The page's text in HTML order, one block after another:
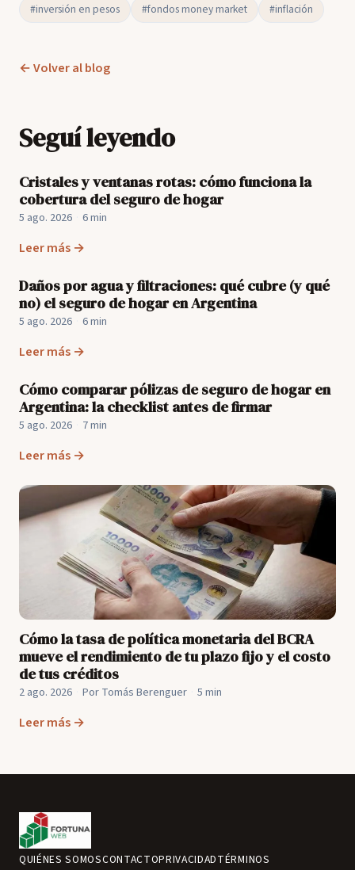
#inversión en pesos
#fondos money market #inflación
← Volver al blog
Seguí leyendo
Cristales y ventanas rotas: cómo funciona la
cobertura del seguro de hogar
5 ago. 2026 6 min
Leer más →
Daños por agua y filtraciones: qué cubre (y qué
no) el seguro de hogar en Argentina
5 ago. 2026 6 min
Leer más →
Cómo comparar pólizas de seguro de hogar en
Argentina: la checklist antes de firmar
5 ago. 2026 7 min
Leer más →
Cómo la tasa de política monetaria del BCRA
mueve el rendimiento de tu plazo fijo y el costo
de tus créditos
2 ago. 2026 Por Tomás Berenguer 5 min
Leer más →
QUIÉNES SOMOSCONTACTOPRIVACIDADTÉRMINOS